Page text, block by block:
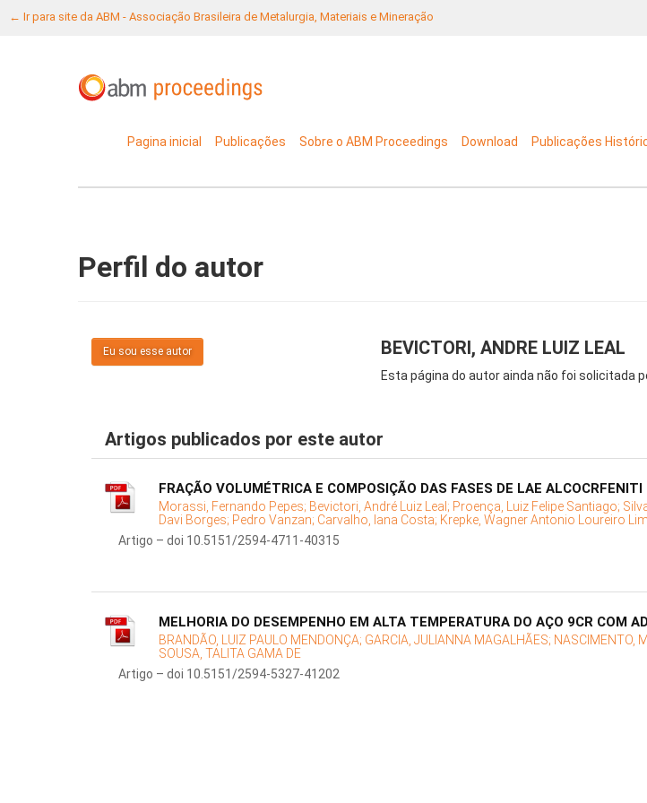
← Ir para site da ABM - Associação Brasileira de Metalurgia, Materiais e Mineração
Pagina inicial Publicações Sobre o ABM Proceedings Download Publicações
Perfil do autor
Eu sou esse autor BEVICTORI, ANDRE LUIZ LEAL
Esta página do autor ainda não foi solicitada
Artigos publicados por este autor
FRAÇÃO VOLUMÉTRICA E COMPOSIÇÃO DAS FASES DE LAE ALCOCRFENITI
Morassi, Fernando Pepes; Bevictori, André Luiz Leal; Proença, Luiz Felipe Santiago;
Davi Borges; Pedro Vanzan; Carvalho, Iana Costa; Krepke, Wagner Antonio Loureiro
Artigo – doi 10.5151/2594-4711-40315
MELHORIA DO DESEMPENHO EM ALTA TEMPERATURA DO AÇO 9CR COM
BRANDÃO, LUIZ PAULO MENDONÇA; GARCIA, JULIANNA MAGALHÃES; NASCIMENTO,
SOUSA, TALITA GAMA DE
Artigo – doi 10.5151/2594-5327-41202